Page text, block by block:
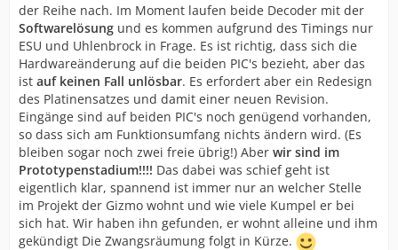
der Reihe nach. Im Moment laufen beide Decoder mit der
Softwarelösung und es kommen aufgrund des Timings nur
ESU und Uhlenbrock in Frage. Es ist richtig, dass sich die
Hardwareänderung auf die beiden PIC's bezieht, aber das
ist auf keinen Fall unlösbar. Es erfordert aber ein Redesign
des Platinensatzes und damit einer neuen Revision.
Eingänge sind auf beiden PIC's noch genügend vorhanden,
so dass sich am Funktionsumfang nichts ändern wird. (Es
bleiben sogar noch zwei freie übrig!) Aber wir sind im
Prototypenstadium!!!! Das dabei was schief geht ist
eigentlich klar, spannend ist immer nur an welcher Stelle
im Projekt der Gizmo wohnt und wie viele Kumpel er bei
sich hat. Wir haben ihn gefunden, er wohnt alleine und ihm
gekündigt Die Zwangsräumung folgt in Kürze.